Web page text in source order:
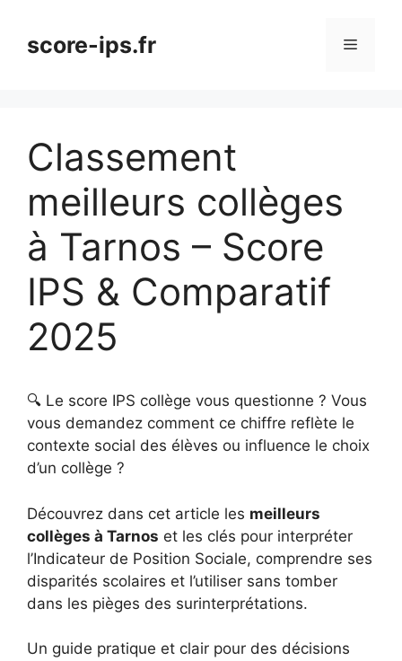
contenuscore-ips.fr Menu
Classement
meilleurs collèges
à Tarnos – Score
IPS & Comparatif
2025
🔍 Le score IPS collège vous questionne ? Vous
vous demandez comment ce chiffre reflète le
contexte social des élèves ou influence le choix
d’un collège ?
Découvrez dans cet article les meilleurs
collèges à Tarnos et les clés pour interpréter
l’Indicateur de Position Sociale, comprendre ses
disparités scolaires et l’utiliser sans tomber
dans les pièges des surinterprétations.
Un guide pratique et clair pour des décisions